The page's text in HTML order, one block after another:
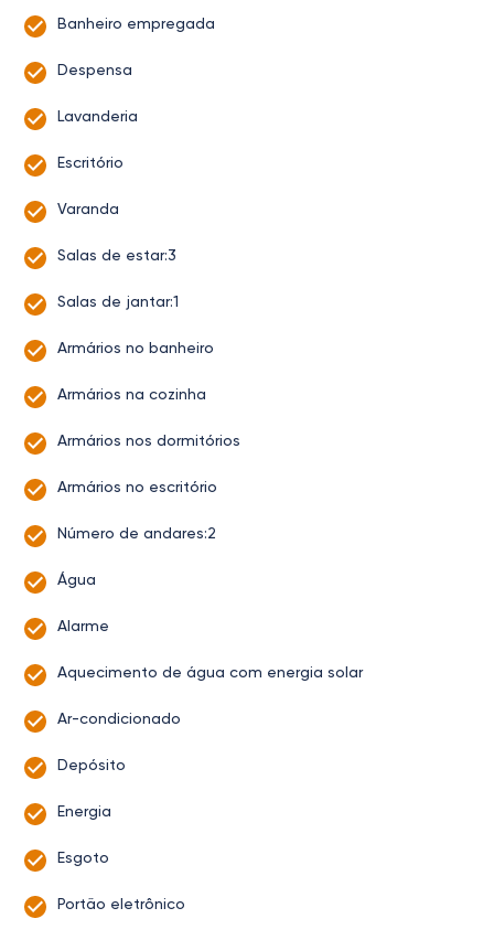
Banheiro empregada
Despensa
Lavanderia
Escritório
Varanda
Salas de estar:3
Salas de jantar:1
Armários no banheiro
Armários na cozinha
Armários nos dormitórios
Armários no escritório
Número de andares:2
Água
Alarme
Aquecimento de água com energia solar
Ar-condicionado
Depósito
Energia
Esgoto
Portão eletrônico